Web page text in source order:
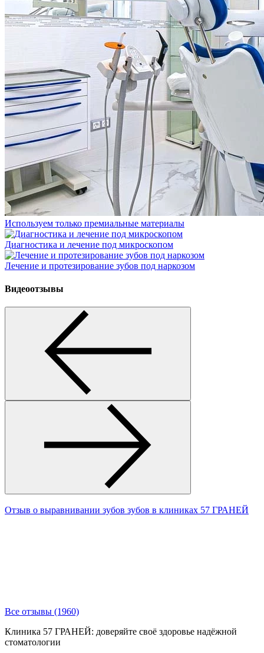
Используем только премиальные материалы
Диагностика и лечение под микроскопом
Лечение и протезирование зубов под наркозом
Видеоотзывы
Отзыв о выравнивании зубов зубов в клиниках 57 ГРАНЕЙ
Все отзывы (1960)
Клиника 57 ГРАНЕЙ: доверяйте своё здоровье надёжной
стоматологии